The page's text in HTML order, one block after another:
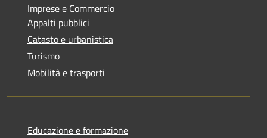
Imprese e Commercio
Appalti pubblici
Catasto e urbanistica
Turismo
Mobilità e trasporti
Educazione e formazione